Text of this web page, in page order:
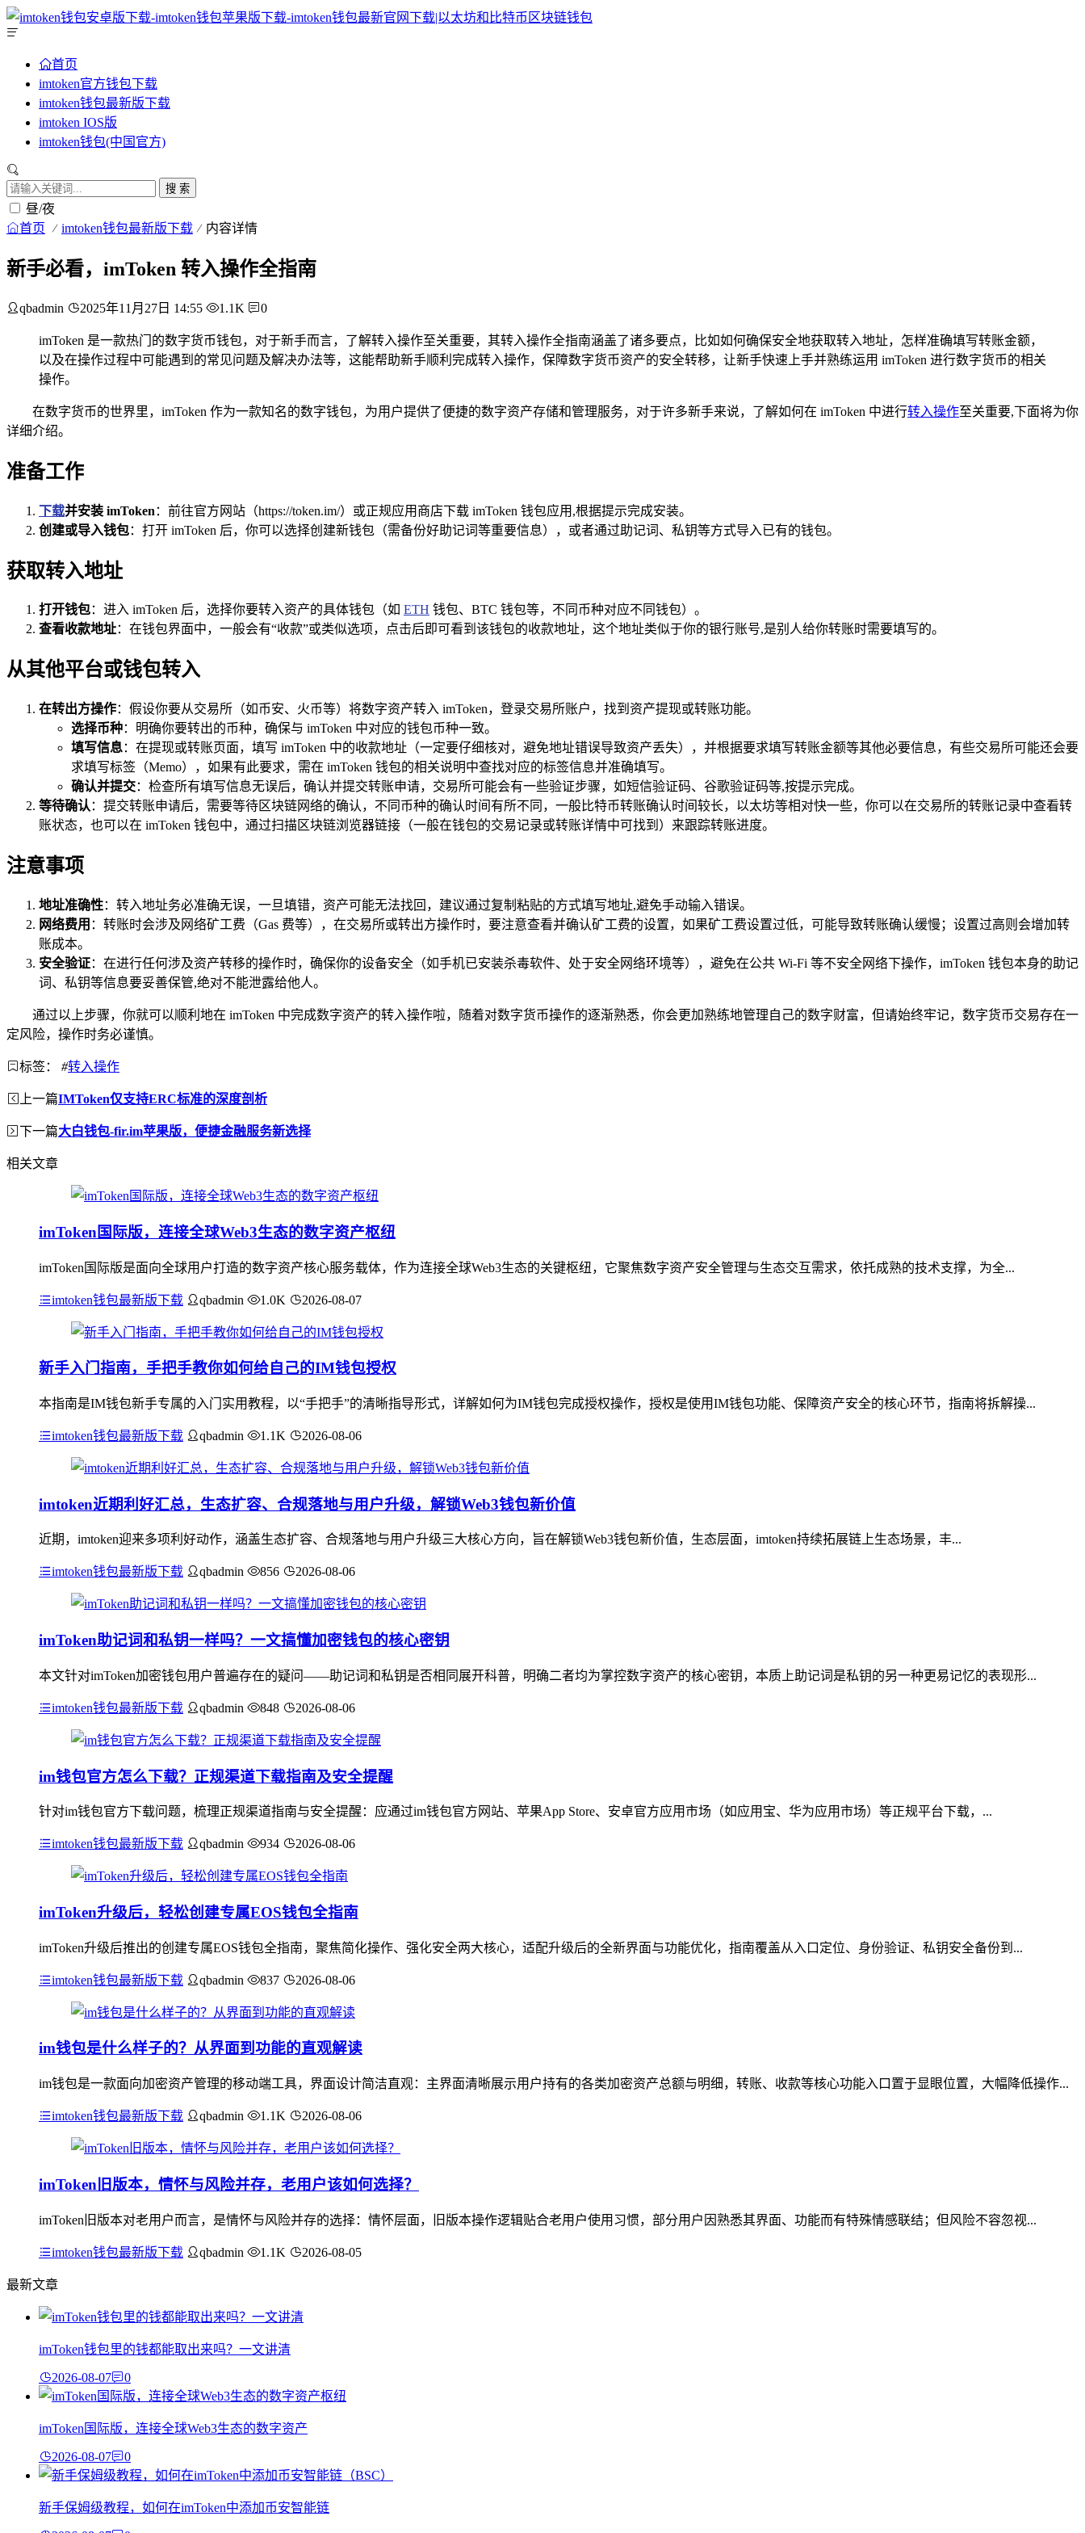
首页
imtoken官方钱包下载
imtoken钱包最新版下载
imtoken IOS版
imtoken钱包(中国官方)
搜 索
昼/夜
首页 imtoken钱包最新版下载 内容详情
新手必看，imToken 转入操作全指南
qbadmin 2025年11月27日 14:55 1.1K 0
imToken 是一款热门的数字货币钱包，对于新手而言，了解转入操作至关重要，其转入操作全指南涵盖了诸多要点，比如如何确保安全地获取转入地址，怎样准确填写转账金额，
以及在操作过程中可能遇到的常见问题及解决办法等，这能帮助新手顺利完成转入操作，保障数字货币资产的安全转移，让新手快速上手并熟练运用 imToken 进行数字货币的相关
操作。
在数字货币的世界里，imToken 作为一款知名的数字钱包，为用户提供了便捷的数字资产存储和管理服务，对于许多新手来说，了解如何在 imToken 中进行转入操作至关重要,下面将为你
详细介绍。
准备工作
下载并安装 imToken ：前往官方网站（https://token.im/）或正规应用商店下载 imToken 钱包应用,根据提示完成安装。
创建或导入钱包：打开 imToken 后，你可以选择创建新钱包（需备份好助记词等重要信息），或者通过助记词、私钥等方式导入已有的钱包。
获取转入地址
打开钱包：进入 imToken 后，选择你要转入资产的具体钱包（如 ETH 钱包、BTC 钱包等，不同币种对应不同钱包）。
查看收款地址：在钱包界面中，一般会有“收款”或类似选项，点击后即可看到该钱包的收款地址，这个地址类似于你的银行账号,是别人给你转账时需要填写的。
从其他平台或钱包转入
在转出方操作：假设你要从交易所（如币安、火币等）将数字资产转入 imToken，登录交易所账户，找到资产提现或转账功能。
选择币种：明确你要转出的币种，确保与 imToken 中对应的钱包币种一致。
填写信息：在提现或转账页面，填写 imToken 中的收款地址（一定要仔细核对，避免地址错误导致资产丢失），并根据要求填写转账金额等其他必要信息，有些交易所可能还会要
求填写标签（Memo），如果有此要求，需在 imToken 钱包的相关说明中查找对应的标签信息并准确填写。
确认并提交：检查所有填写信息无误后，确认并提交转账申请，交易所可能会有一些验证步骤，如短信验证码、谷歌验证码等,按提示完成。
等待确认 ：提交转账申请后，需要等待区块链网络的确认，不同币种的确认时间有所不同，一般比特币转账确认时间较长，以太坊等相对快一些，你可以在交易所的转账记录中查看转
账状态，也可以在 imToken 钱包中，通过扫描区块链浏览器链接（一般在钱包的交易记录或转账详情中可找到）来跟踪转账进度。
注意事项
地址准确性：转入地址务必准确无误，一旦填错，资产可能无法找回，建议通过复制粘贴的方式填写地址,避免手动输入错误。
网络费用 ：转账时会涉及网络矿工费（Gas 费等），在交易所或转出方操作时，要注意查看并确认矿工费的设置，如果矿工费设置过低，可能导致转账确认缓慢；设置过高则会增加转
账成本。
安全验证：在进行任何涉及资产转移的操作时，确保你的设备安全（如手机已安装杀毒软件、处于安全网络环境等），避免在公共 Wi-Fi 等不安全网络下操作，imToken 钱包本身的助记
词、私钥等信息要妥善保管,绝对不能泄露给他人。
通过以上步骤，你就可以顺利地在 imToken 中完成数字资产的转入操作啦，随着对数字货币操作的逐渐熟悉，你会更加熟练地管理自己的数字财富，但请始终牢记，数字货币交易存在一
定风险，操作时务必谨慎。
标签： #转入操作
上一篇IMToken仅支持ERC标准的深度剖析
下一篇大白钱包-fir.im苹果版，便捷金融服务新选择
相关文章
imToken国际版，连接全球Web3生态的数字资产枢纽
imToken国际版是面向全球用户打造的数字资产核心服务载体，作为连接全球Web3生态的关键枢纽，它聚焦数字资产安全管理与生态交互需求，依托成熟的技术支撑，为全...
imtoken钱包最新版下载 qbadmin 1.0K 2026-08-07
新手入门指南，手把手教你如何给自己的IM钱包授权
本指南是IM钱包新手专属的入门实用教程，以“手把手”的清晰指导形式，详解如何为IM钱包完成授权操作，授权是使用IM钱包功能、保障资产安全的核心环节，指南将拆解操...
imtoken钱包最新版下载 qbadmin 1.1K 2026-08-06
imtoken近期利好汇总，生态扩容、合规落地与用户升级，解锁Web3钱包新价值
近期，imtoken迎来多项利好动作，涵盖生态扩容、合规落地与用户升级三大核心方向，旨在解锁Web3钱包新价值，生态层面，imtoken持续拓展链上生态场景，丰...
imtoken钱包最新版下载 qbadmin 856 2026-08-06
imToken助记词和私钥一样吗？一文搞懂加密钱包的核心密钥
本文针对imToken加密钱包用户普遍存在的疑问——助记词和私钥是否相同展开科普，明确二者均为掌控数字资产的核心密钥，本质上助记词是私钥的另一种更易记忆的表现形...
imtoken钱包最新版下载 qbadmin 848 2026-08-06
im钱包官方怎么下载？正规渠道下载指南及安全提醒
针对im钱包官方下载问题，梳理正规渠道指南与安全提醒：应通过im钱包官方网站、苹果App Store、安卓官方应用市场（如应用宝、华为应用市场）等正规平台下载，...
imtoken钱包最新版下载 qbadmin 934 2026-08-06
imToken升级后，轻松创建专属EOS钱包全指南
imToken升级后推出的创建专属EOS钱包全指南，聚焦简化操作、强化安全两大核心，适配升级后的全新界面与功能优化，指南覆盖从入口定位、身份验证、私钥安全备份到...
imtoken钱包最新版下载 qbadmin 837 2026-08-06
im钱包是什么样子的？从界面到功能的直观解读
im钱包是一款面向加密资产管理的移动端工具，界面设计简洁直观：主界面清晰展示用户持有的各类加密资产总额与明细，转账、收款等核心功能入口置于显眼位置，大幅降低操作...
imtoken钱包最新版下载 qbadmin 1.1K 2026-08-06
imToken旧版本，情怀与风险并存，老用户该如何选择？
imToken旧版本对老用户而言，是情怀与风险并存的选择：情怀层面，旧版本操作逻辑贴合老用户使用习惯，部分用户因熟悉其界面、功能而有特殊情感联结；但风险不容忽视...
imtoken钱包最新版下载 qbadmin 1.1K 2026-08-05
最新文章
imToken钱包里的钱都能取出来吗？一文讲清
2026-08-07 0
imToken国际版，连接全球Web3生态的数字资产
2026-08-07 0
新手保姆级教程，如何在imToken中添加币安智能链